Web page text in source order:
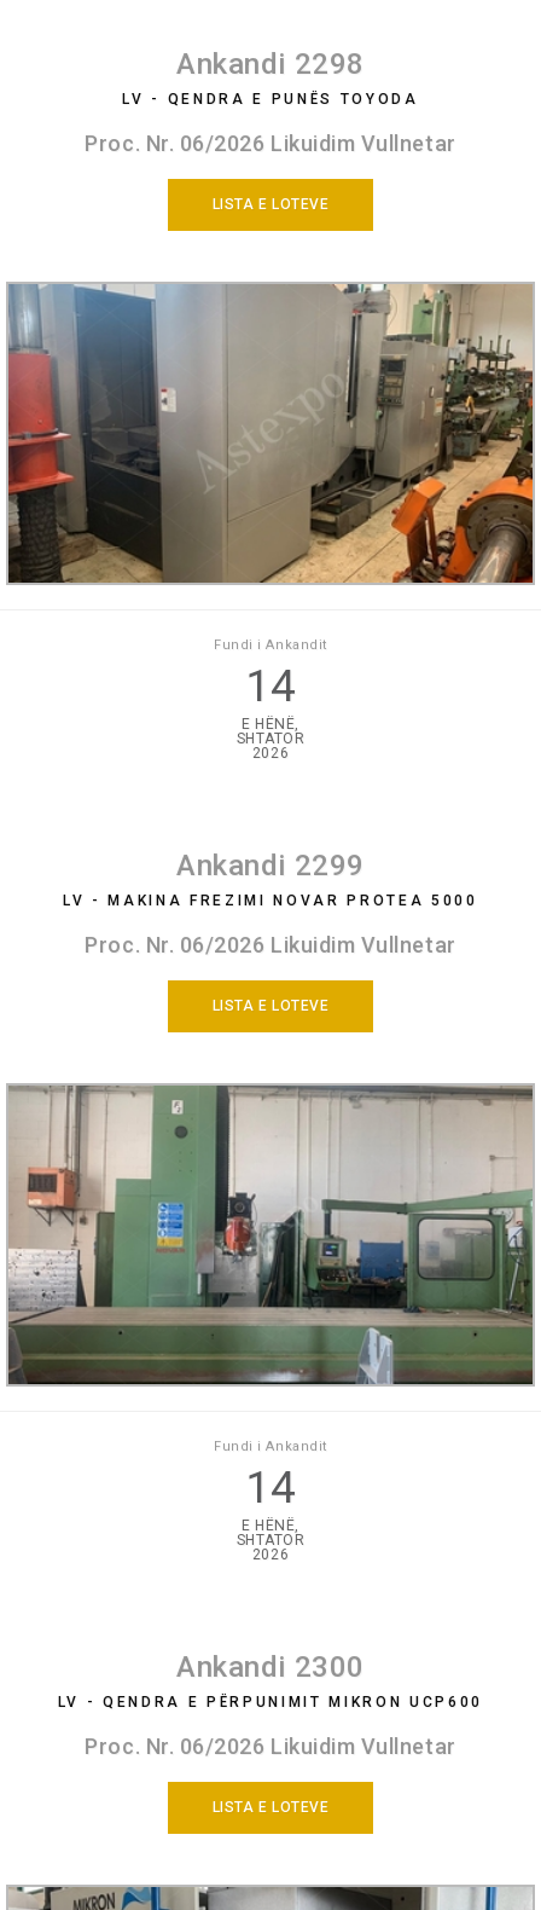
Ankandi 2298
LV - QENDRA E PUNËS TOYODA
Proc. Nr. 06/2026 Likuidim Vullnetar
LISTA E LOTEVE
Fundi i Ankandit
14
E HËNË,
SHTATOR
2026
Ankandi 2299
LV - MAKINA FREZIMI NOVAR PROTEA 5000
Proc. Nr. 06/2026 Likuidim Vullnetar
LISTA E LOTEVE
Fundi i Ankandit
14
E HËNË,
SHTATOR
2026
Ankandi 2300
LV - QENDRA E PËRPUNIMIT MIKRON UCP600
Proc. Nr. 06/2026 Likuidim Vullnetar
LISTA E LOTEVE